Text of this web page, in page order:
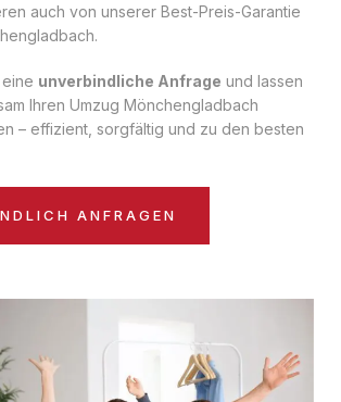
auch von unserer Best-Preis-Garantie
unverbindliche Anfrage und lassen
Ihren Umzug Mönchengladbach
– effizient, sorgfältig und zu den besten
ANFRAGEN